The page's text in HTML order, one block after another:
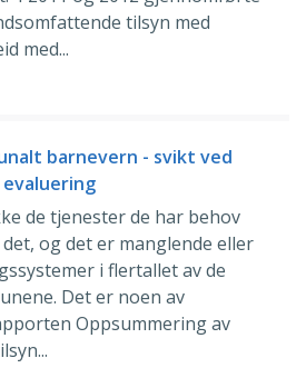
tilsyn med
med...
barnevern - svikt ved
de tjenester de har behov
og det er manglende eller
i flertallet av de
Det er noen av
Oppsummering av